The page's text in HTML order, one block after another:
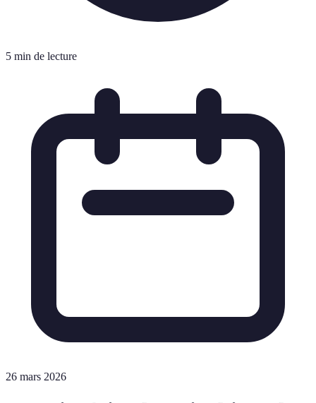
5 min de lecture
26 mars 2026